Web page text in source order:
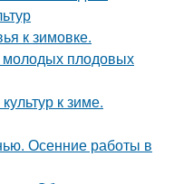
к зимовке.
молодых плодовых
к зиме.
Осенние работы в